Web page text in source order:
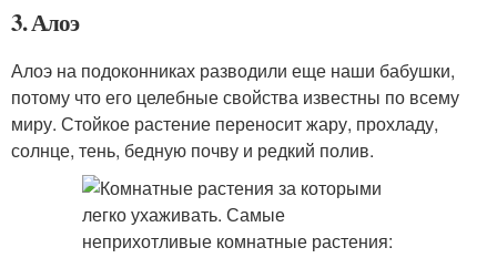
3. Алоэ
Алоэ на подоконниках разводили еще наши бабушки,
потому что его целебные свойства известны по всему
миру. Стойкое растение переносит жару, прохладу,
солнце, тень, бедную почву и редкий полив.